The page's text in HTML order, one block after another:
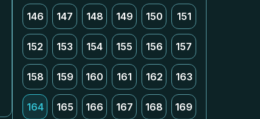
146 147 148 149 150 151
152 153 154 155 156 157
158 159 160 161 162 163
164 165 166 167 168 169